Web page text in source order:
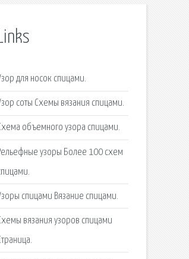
для носок спицами.
соты Схемы вязания спицами.
объемного узора спицами.
узоры Более 100 схем
спицами Вязание спицами.
вязания узоров спицами